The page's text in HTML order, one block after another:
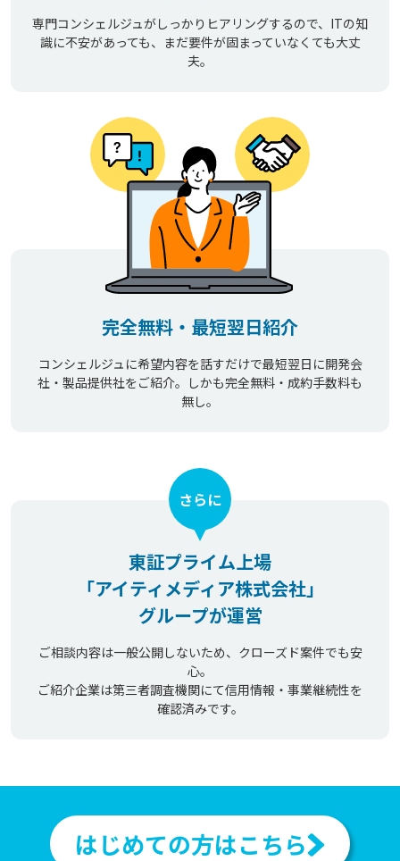
専門コンシェルジュがしっかりヒアリングするので、ITの知
識に不安があっても、まだ要件が固まっていなくても大丈
夫。
完全無料・最短翌日紹介
コンシェルジュに希望内容を話すだけで最短翌日に開発会
社・製品提供社をご紹介。しかも完全無料・成約手数料も
無し。
東証プライム上場
「アイティメディア株式会社」
グループが運営
さらに
ご相談内容は一般公開しないため、クローズド案件でも安
心。
ご紹介企業は第三者調査機関にて信用情報・事業継続性を
確認済みです。
はじめての方はこちら